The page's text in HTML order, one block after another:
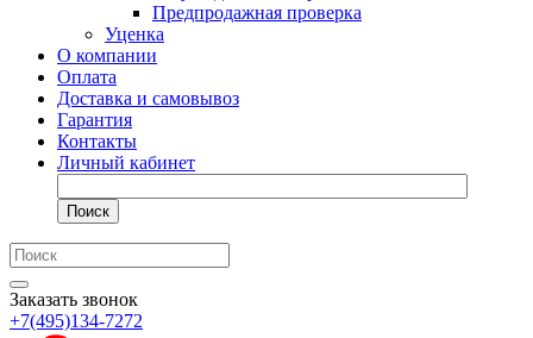
Предпродажная проверка
Уценка
О компании
Оплата
Доставка и самовывоз
Гарантия
Контакты
Личный кабинет
Поиск
Заказать звонок
+7(495)134-7272